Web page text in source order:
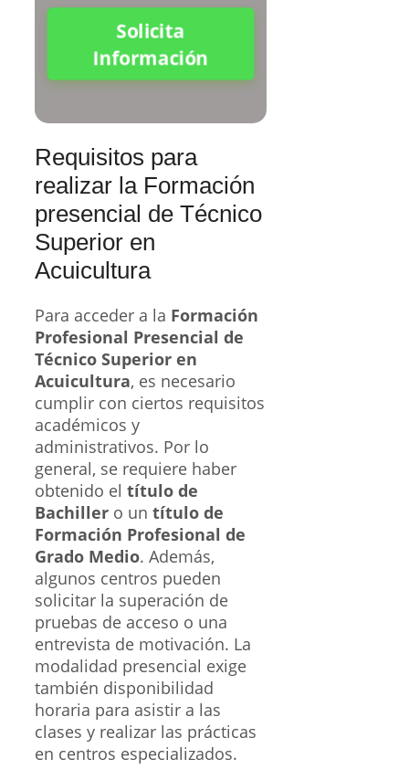
Solicita
Información
Requisitos para
realizar la Formación
presencial de Técnico
Superior en
Acuicultura
Para acceder a la Formación
Profesional Presencial de
Técnico Superior en
Acuicultura, es necesario
cumplir con ciertos requisitos
académicos y
administrativos. Por lo
general, se requiere haber
obtenido el título de
Bachiller o un título de
Formación Profesional de
Grado Medio. Además,
algunos centros pueden
solicitar la superación de
pruebas de acceso o una
entrevista de motivación. La
modalidad presencial exige
también disponibilidad
horaria para asistir a las
clases y realizar las prácticas
en centros especializados.